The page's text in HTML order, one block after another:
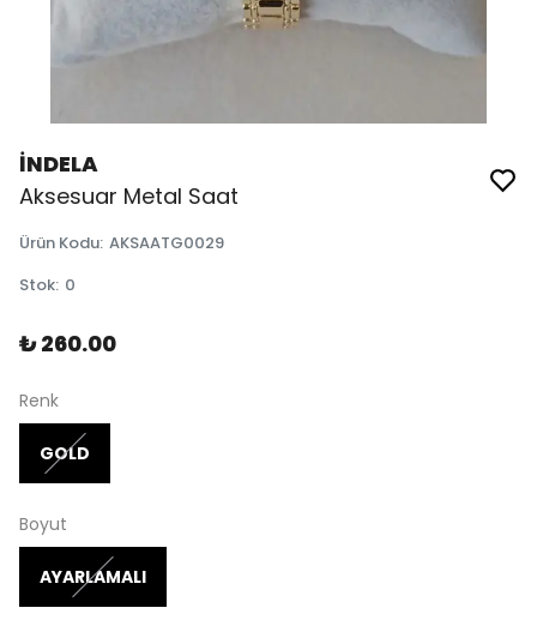
İNDELA
Aksesuar Metal Saat
Ürün Kodu: AKSAATG0029
Stok: 0
₺ 260.00
Renk
GOLD
Boyut
AYARLAMALI